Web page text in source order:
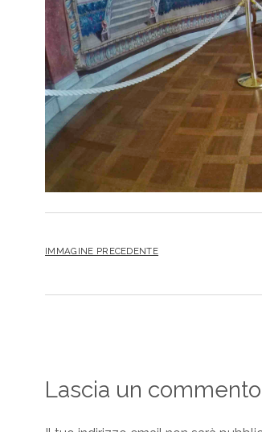
IMMAGINE PRECEDENTE
Lascia un commento